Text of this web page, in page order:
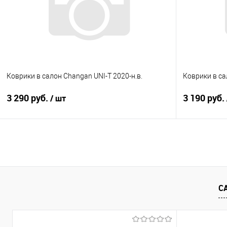
Под заказ
Коврики в салон Changan UNI-T 2020-н.в.
3 290 руб. / шт
Купить в 1 клик
Сравнение
Коврики в
3 190 руб.
Купить в 1
В